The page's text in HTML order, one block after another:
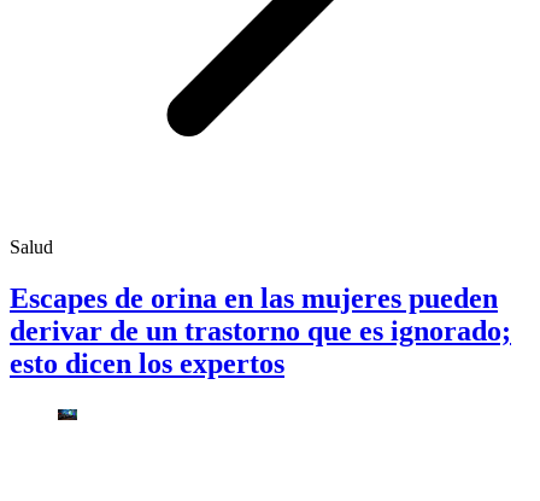
Salud
Escapes de orina en las mujeres pueden
derivar de un trastorno que es ignorado;
esto dicen los expertos